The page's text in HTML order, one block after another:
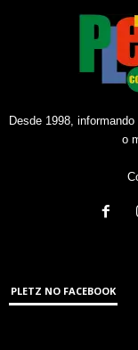
Desde 1998,
o
PLETZ NO FACEBOOK